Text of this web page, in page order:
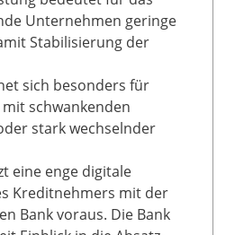
Unternehmen geringe
Stabilisierung der
sich besonders für
schwankenden
stark wechselnder
eine enge digitale
Kreditnehmers mit der
Bank voraus. Die Bank